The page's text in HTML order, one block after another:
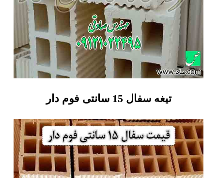
تیغه سفال 15 سانتی فوم دار